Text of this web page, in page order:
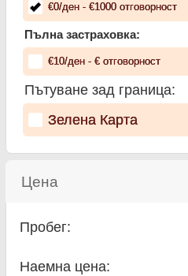
€0/ден- €1000отговорност
Пълна застраховка:
€10/ден- €отговорност
Пътуване зад граница:
Зелена Карта
Цена
Пробег:
Наемна цена: